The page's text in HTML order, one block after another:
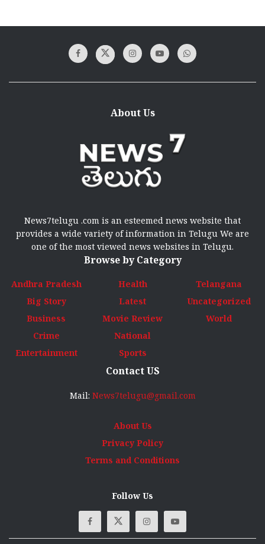
About Us
News7telugu .com is an esteemed news website that
provides a wide variety of information in Telugu We are
one of the most viewed news websites in Telugu.
Browse by Category
Andhra Pradesh
Big Story
Business
Crime
Entertainment
Health
Latest
Movie Review
National
Sports
Telangana
Uncategorized
World
Contact US
Mail: News7telugu@gmail.com
About Us
Privacy Policy
Terms and Conditions
Follow Us